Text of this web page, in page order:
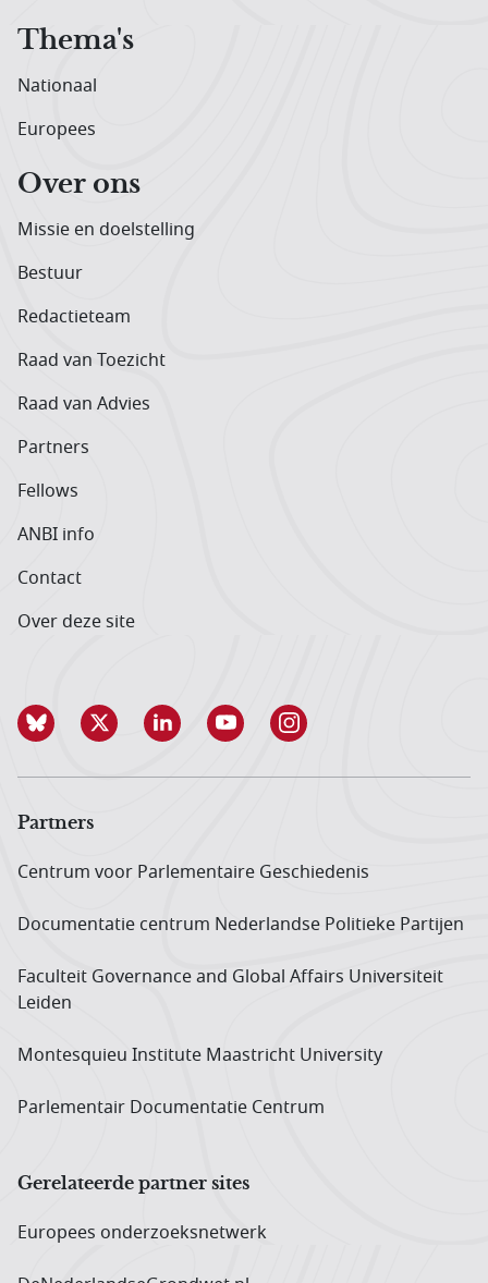
Thema's
Nationaal
Europees
Over ons
Missie en doelstelling
Bestuur
Redactieteam
Raad van Toezicht
Raad van Advies
Partners
Fellows
ANBI info
Contact
Over deze site
Partners
Centrum voor Parlementaire Geschiedenis
Documentatie centrum Neder­landse Politieke Partijen
Faculteit Governance and Global Affairs Universiteit
Leiden
Montesquieu Institute Maastricht University
Parlementair Documentatie Centrum
Gerelateerde partner sites
Europees onderzoeks­netwerk